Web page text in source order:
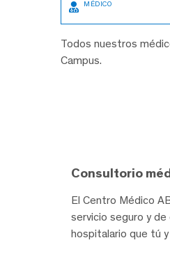
Todos nuestros
Campus.
Consultorio
El Centro Médico
servicio seguro y
hospitalario que tú